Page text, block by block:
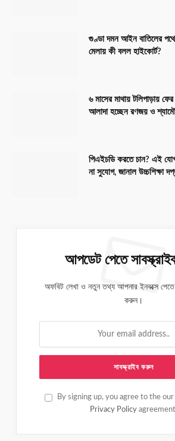
গুণ্ডা দমন আইন বাতিলের
মেলায় কী বলল হাইকোর্ট?
৬ মাসের মাথায় টলিপাড়ায়
আলাদা হচ্ছেন রণজয় ও
পিএইচডি করতে চান? এই
না সুযোগ, জানাল উচ্চশিক্ষা
আপডেট পেতে
অফবিট লেখা ও নতুন তথ্য আপনার ইনবক্সে পেতে
করুন।
By signing up, you agree to the
Privacy Policy